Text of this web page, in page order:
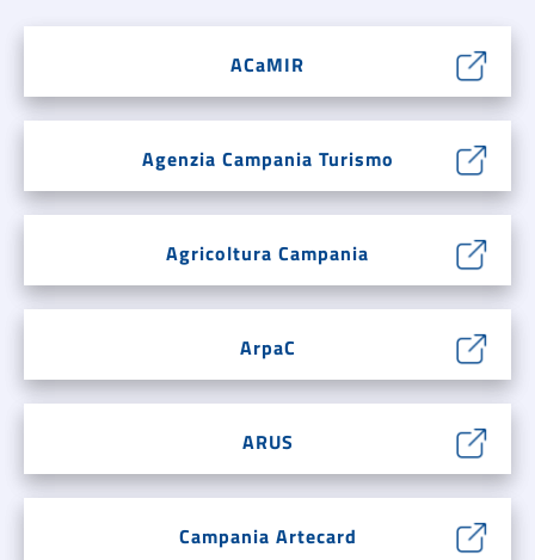
ACaMIR
Agenzia Campania Turismo
Agricoltura Campania
ArpaC
ARUS
Campania Artecard